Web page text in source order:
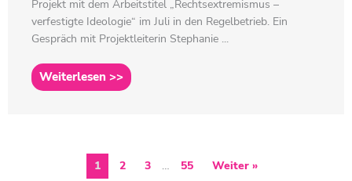
Projekt mit dem Arbeitstitel „Rechtsextremismus –
verfestigte Ideologie“ im Juli in den Regelbetrieb. Ein
Gespräch mit Projektleiterin Stephanie ...
Weiterlesen >>
1 2 3 … 55 Weiter »